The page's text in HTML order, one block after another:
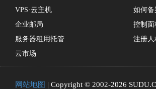
VPS·云主机
企业邮局
服务器租用托管
云市场
如何备
控制面
注册
网站地图 | Copyright © 2002-2026